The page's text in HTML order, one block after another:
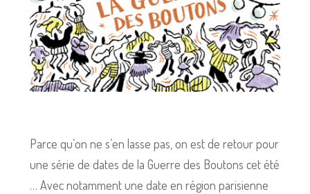
Parce qu’on ne s’en lasse pas, on est de retour pour
une série de dates de la Guerre des Boutons cet été
… Avec notamment une date en région parisienne